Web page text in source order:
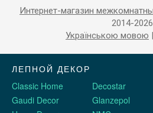
Интернет-магазин
2014-2026
Українською мовою |
ЛЕПНОЙ ДЕКОР
Classic Home
Decostar
Gaudi Decor
Glanzepol